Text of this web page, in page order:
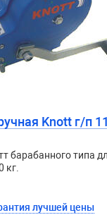
Knott г/п
барабанного типа
кг.
лучшей цены